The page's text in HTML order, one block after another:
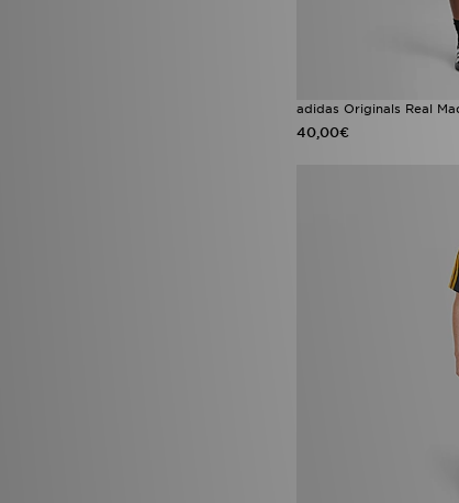
adidas Originals Real
40,00€